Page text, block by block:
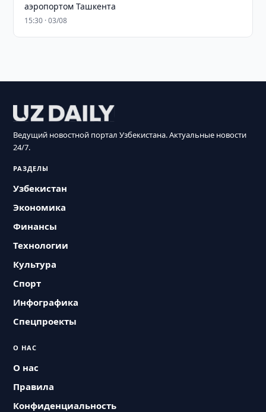
аэропортом Ташкента
15:30 · 03/08
Ведущий новостной портал Узбекистана. Актуальные новости
24/7.
РАЗДЕЛЫ
Узбекистан
Экономика
Финансы
Технологии
Культура
Спорт
Инфографика
Спецпроекты
О НАС
О нас
Правила
Конфиденциальность